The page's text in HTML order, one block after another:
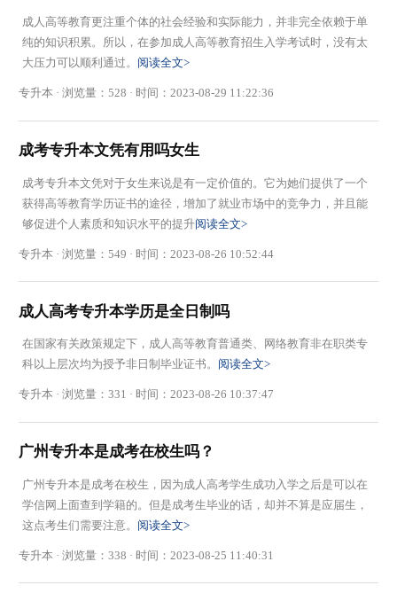
成人高等教育更注重个体的社会经验和实际能力，并非完全依赖于单
纯的知识积累。所以，在参加成人高等教育招生入学考试时，没有太
大压力可以顺利通过。 阅读全文>
专升本 · 浏览量：528 · 时间：2023-08-29 11:22:36
成考专升本文凭有用吗女生
成考专升本文凭对于女生来说是有一定价值的。它为她们提供了一个
获得高等教育学历证书的途径，增加了就业市场中的竞争力，并且能
够促进个人素质和知识水平的提升阅读全文>
专升本 · 浏览量：549 · 时间：2023-08-26 10:52:44
成人高考专升本学历是全日制吗
在国家有关政策规定下，成人高等教育普通类、网络教育非在职类专
科以上层次均为授予非日制毕业证书。 阅读全文>
专升本 · 浏览量：331 · 时间：2023-08-26 10:37:47
广州专升本是成考在校生吗？
广州专升本是成考在校生，因为成人高考学生​成功入学之后是可以在
学信网上面查到学籍的。但是成考生毕业的话，却并不算是应届生，
这点考生们需要注意。 阅读全文>
专升本 · 浏览量：338 · 时间：2023-08-25 11:40:31